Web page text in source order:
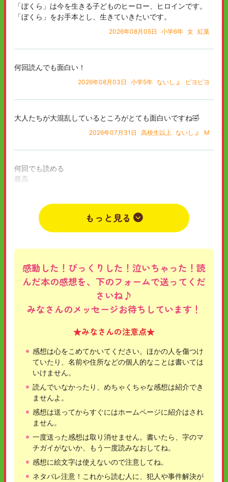
「ぼくら」は今を生きる子どものヒーロー、ヒロインです。
「ぼくら」をお手本とし、生きていきたいです。
2026年08月05日 小学6年 女 紅葉
何回読んでも面白い！
2026年08月03日 小学5年 ないしょ ピヨピヨ
大人たちが大混乱しているところがとても面白いですね🤣
2026年07月31日 高校生以上 ないしょ M
何回でも読める
最高
2026年07月30日 女
もっと見る
感動した！びっくりした！泣いちゃった！読
んだ本の感想を、下のフォームで送ってくだ
さいね♪
みなさんのメッセージお待ちしています！
★みなさんの注意点★
感想は心をこめてかいてください。ほかの人を傷つけ
ていたり、名前や住所などの個人的なことは書いては
いけません。
読んでいなかったり、めちゃくちゃな感想は紹介でき
ませんよ。
感想は送ってからすぐにはホームページに紹介はされ
ません。
一度送った感想は取り消せません。書いたら、字のマ
チガイがないか、もう一度読みなおしてね。
感想に絵文字は使えないので注意してね。
ネタバレ注意！これから読む人に、犯人や事件解決が